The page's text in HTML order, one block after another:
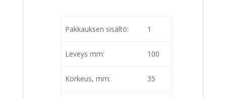
Pakkauksen sisältö: 1
Leveys mm: 100
Korkeus, mm: 35